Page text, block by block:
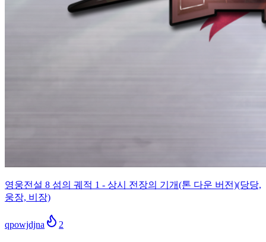
영웅전설 8 섬의 궤적 1 - 상시 전장의 기개(톤 다운 버전)(당당,
웅장, 비장)
qpowjdjna 2